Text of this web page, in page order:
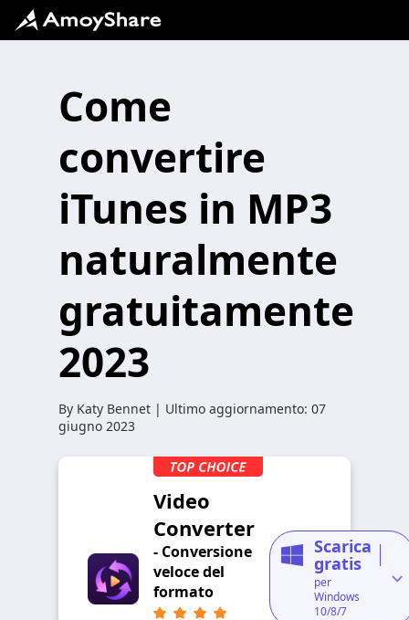
Come
convertire
iTunes in MP3
naturalmente
gratuitamente
2023
By Katy Bennet | Ultimo aggiornamento: 07
giugno 2023
Video
Converter
- Conversione
veloce del
formato
Scarica
gratis
per
Windows
10/8/7